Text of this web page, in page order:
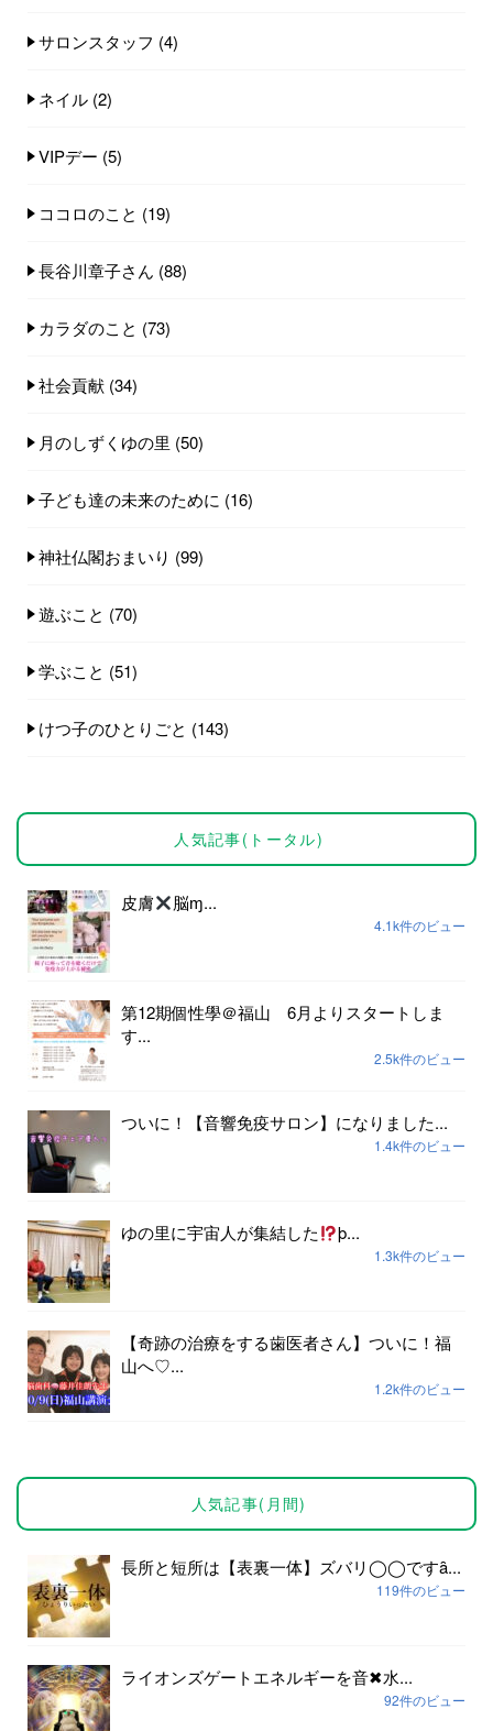
サロンスタッフ (4)
ネイル (2)
VIPデー (5)
ココロのこと (19)
長谷川章子さん (88)
カラダのこと (73)
社会貢献 (34)
月のしずくゆの里 (50)
子ども達の未来のために (16)
神社仏閣おまいり (99)
遊ぶこと (70)
学ぶこと (51)
けつ子のひとりごと (143)
人気記事(トータル)
皮膚 脳ɱ...
4.1k件のビュー
第12期個性學＠福山 6月よりスタートしま
す...
2.5k件のビュー
ついに！【音響免疫サロン】になりました...
1.4k件のビュー
ゆの里に宇宙人が集結した þ...
1.3k件のビュー
【奇跡の治療をする歯医者さん】ついに！福
山へ♡...
1.2k件のビュー
人気記事(月間)
長所と短所は【表裏一体】ズバリ◯◯ですȃ...
119件のビュー
ライオンズゲートエネルギーを音✖︎水...
92件のビュー